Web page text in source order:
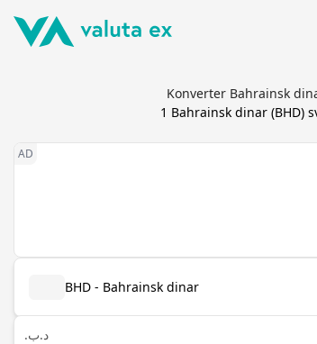
Konverter Bahrainsk
1 Bahrainsk dinar(BHD)
BHD - Bahrainsk dinar
.د.ب